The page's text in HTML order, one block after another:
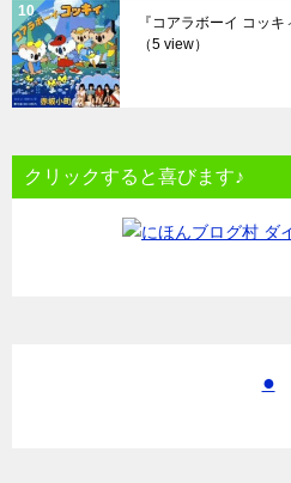
『コアラボーイ コッ
（5 view）
クリックすると喜びます♪
●